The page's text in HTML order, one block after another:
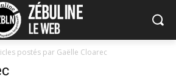
postés par Gaëlle Cloarec